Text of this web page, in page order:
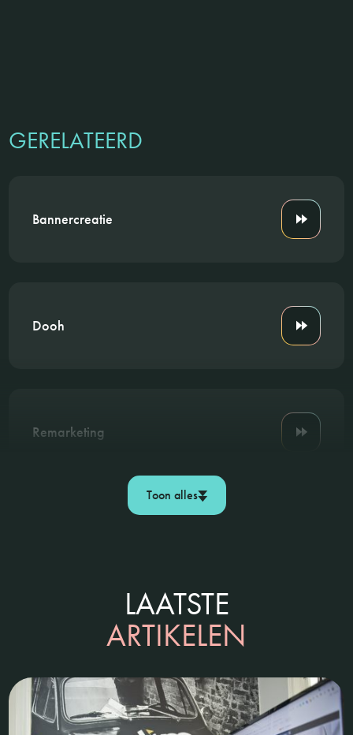
GERELATEERD
Bannercreatie
Dooh
Remarketing
Toon alles
LAATSTE
ARTIKELEN